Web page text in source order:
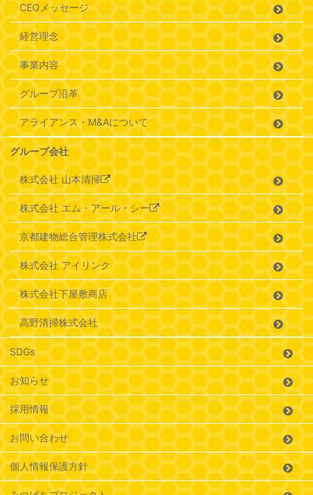
CEOメッセージ
経営理念
事業内容
グループ沿革
アライアンス・M&Aについて
グループ会社
株式会社 山本清掃
株式会社 エム・アール・シー
京都建物総合管理株式会社
株式会社 アイリンク
株式会社下屋敷商店
高野清掃株式会社
SDGs
お知らせ
採用情報
お問い合わせ
個人情報保護方針